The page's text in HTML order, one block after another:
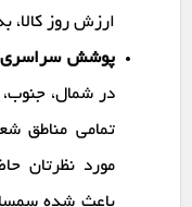
ارزش روز کالا،
پوشش سراسری
در شمال،
تمامی مناطق
مورد نظرتان